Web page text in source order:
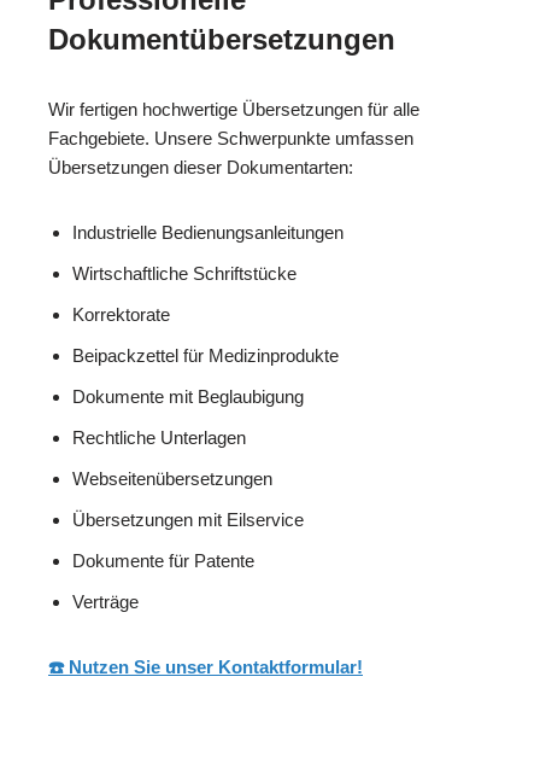
Dokumentübersetzungen
Wir fertigen hochwertige Übersetzungen für alle
Fachgebiete. Unsere Schwerpunkte umfassen
Übersetzungen dieser Dokumentarten:
Industrielle Bedienungsanleitungen
Wirtschaftliche Schriftstücke
Korrektorate
Beipackzettel für Medizinprodukte
Dokumente mit Beglaubigung
Rechtliche Unterlagen
Webseitenübersetzungen
Übersetzungen mit Eilservice
Dokumente für Patente
Verträge
☎️ Nutzen Sie unser Kontaktformular!